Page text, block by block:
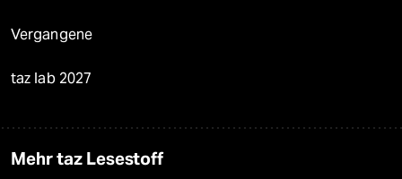
Vergangene
taz lab 2027
Mehr taz Lesestoff